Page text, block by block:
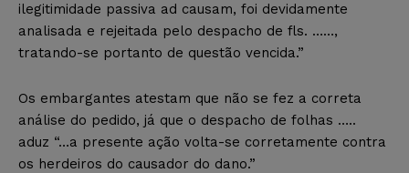
ilegitimidade passiva ad causam, foi devidamente
analisada e rejeitada pelo despacho de fls. ……,
tratando-se portanto de questão vencida.”
Os embargantes atestam que não se fez a correta
análise do pedido, já que o despacho de folhas …..
aduz “…a presente ação volta-se corretamente contra
os herdeiros do causador do dano.”